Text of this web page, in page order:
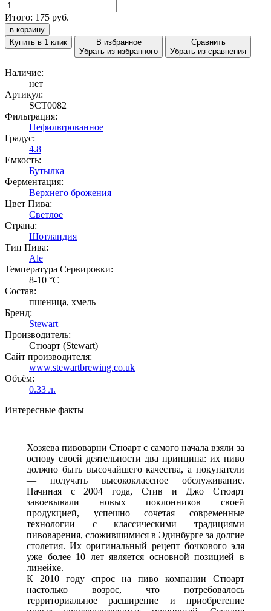
Итого: 175 руб.
в корзину
Купить в 1 клик
В избранное
Убрать из избранного
Сравнить
Убрать из сравнения
Наличие:
нет
Артикул:
SCT0082
Фильтрация:
Нефильтрованное
Градус:
4.8
Емкость:
Бутылка
Ферментация:
Верхнего брожения
Цвет Пива:
Светлое
Страна:
Шотландия
Тип Пива:
Ale
Температура Cервировки:
8-10 °С
Состав:
пшеница, хмель
Бренд:
Stewart
Производитель:
Стюарт (Stewart)
Сайт производителя:
www.stewartbrewing.co.uk
Объём:
0.33 л.
Интересные факты
Хозяева пивоварни Стюарт с самого начала взяли за
основу своей деятельности два принципа: их пиво
должно быть высочайшего качества, а покупатели
— получать высококлассное обслуживание.
Начиная с 2004 года, Стив и Джо Стюарт
завоевывали новых поклонников своей
продукцией, успешно сочетая современные
технологии с классическими традициями
пивоварения, сложившимися в Эдинбурге за долгие
столетия. Их оригинальный рецепт бочкового эля
уже более 10 лет является основной позицией в
линейке.
К 2010 году спрос на пиво компании Стюарт
настолько возрос, что потребовалось
территориальное расширение и приобретение